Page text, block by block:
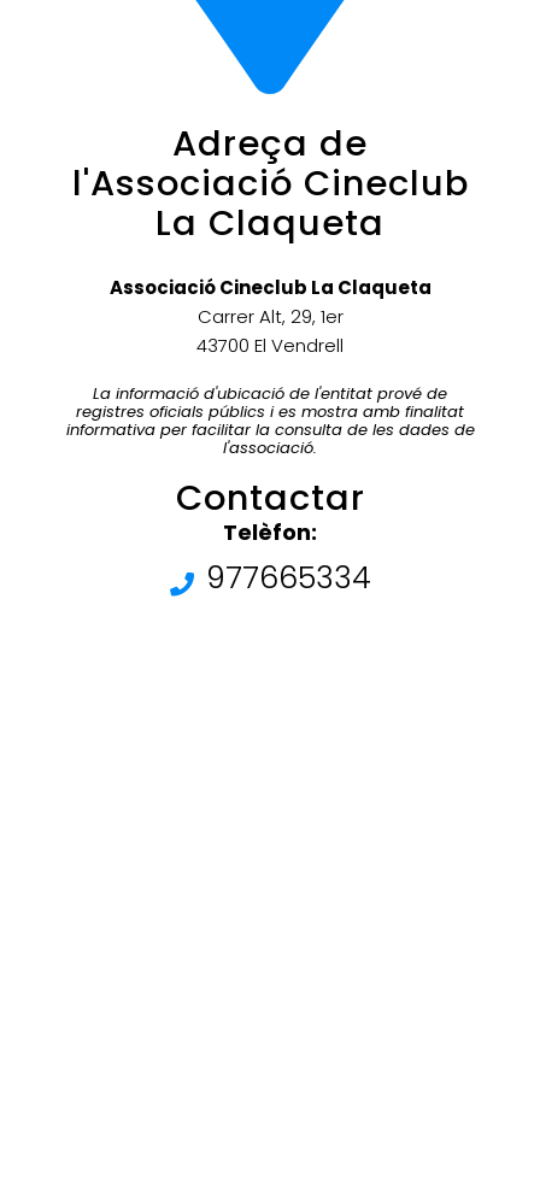
Adreça de
l'Associació Cineclub
La Claqueta
Associació Cineclub La Claqueta
Carrer Alt, 29, 1er
43700 El Vendrell
La informació d'ubicació de l'entitat prové de
registres oficials públics i es mostra amb finalitat
informativa per facilitar la consulta de les dades de
l'associació.
Contactar
Telèfon:
977665334